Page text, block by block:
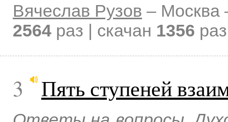
Вячеслав Рузов – Москва
2564 раз | скачан 1356
3 Пять ступеней